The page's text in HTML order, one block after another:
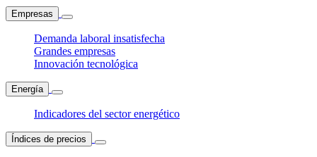
Empresas
Demanda laboral insatisfecha
Grandes empresas
Innovación tecnológica
Energía
Indicadores del sector energético
Índices de precios